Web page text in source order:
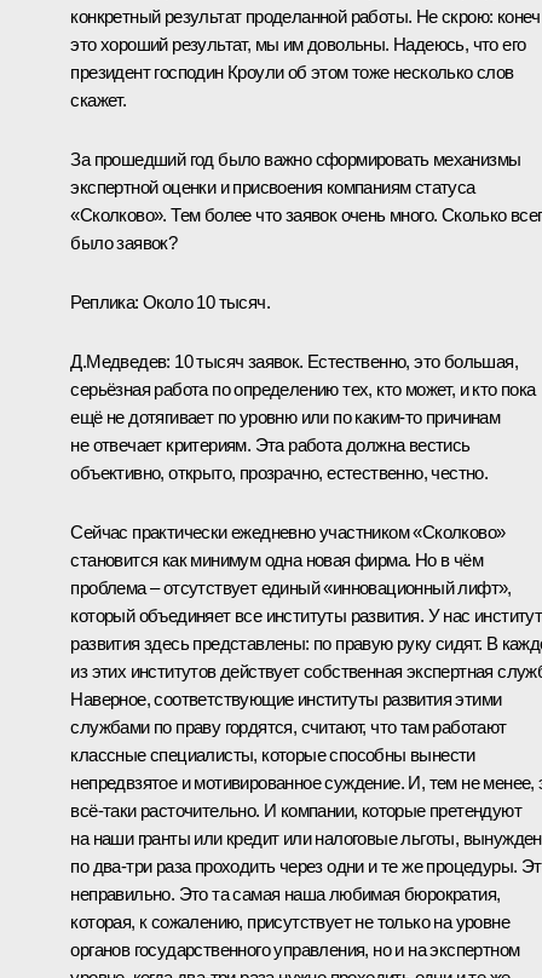
конкретный результат проделанной работы. Не скрою:
это хороший результат, мы им довольны. Надеюсь, что его
президент господин Кроули об этом тоже несколько слов
скажет.
За прошедший год было важно сформировать механизмы
экспертной оценки и присвоения компаниям статуса
«Сколково». Тем более что заявок очень много. Сколько
было заявок?
Реплика: Около 10 тысяч.
Д.Медведев: 10 тысяч заявок. Естественно, это большая,
серьёзная работа по определению тех, кто может, и кто пока
ещё не дотягивает по уровню или по каким‑то причинам
не отвечает критериям. Эта работа должна вестись
объективно, открыто, прозрачно, естественно, честно.
Сейчас практически ежедневно участником «Сколково»
становится как минимум одна новая фирма. Но в чём
проблема – отсутствует единый «инновационный лифт»,
который объединяет все институты развития. У нас
развития здесь представлены: по правую руку сидят. В
из этих институтов действует собственная экспертная
Наверное, соответствующие институты развития этими
службами по праву гордятся, считают, что там работают
классные специалисты, которые способны вынести
непредвзятое и мотивированное суждение. И, тем не менее,
всё‑таки расточительно. И компании, которые претендуют
на наши гранты или кредит или налоговые льготы,
по два-три раза проходить через одни и те же процедуры.
неправильно. Это та самая наша любимая бюрократия,
которая, к сожалению, присутствует не только на уровне
органов государственного управления, но и на экспертном